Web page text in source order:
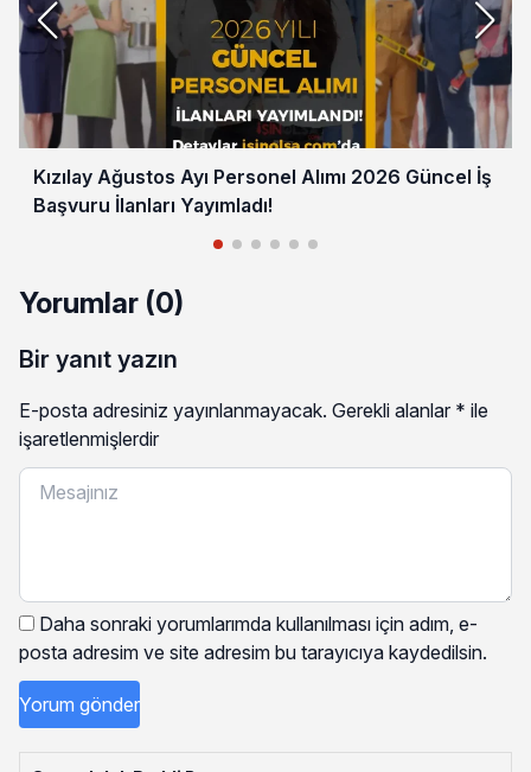
Kızılay Ağustos Ayı Personel Alımı 2026 Güncel İş
Başvuru İlanları Yayımladı!
Yorumlar (0)
Bir yanıt yazın
E-posta adresiniz yayınlanmayacak. Gerekli alanlar * ile
işaretlenmişlerdir
Daha sonraki yorumlarımda kullanılması için adım, e-
posta adresim ve site adresim bu tarayıcıya kaydedilsin.